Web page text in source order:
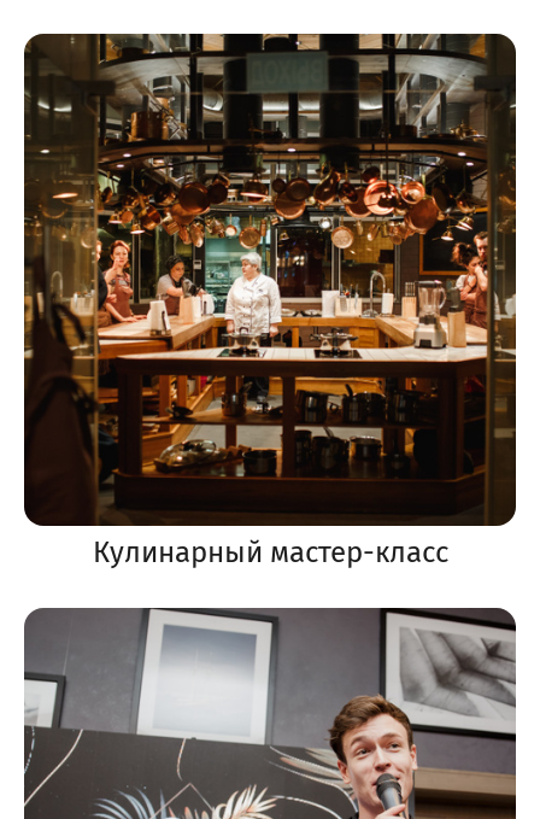
Кулинарный мастер-класс